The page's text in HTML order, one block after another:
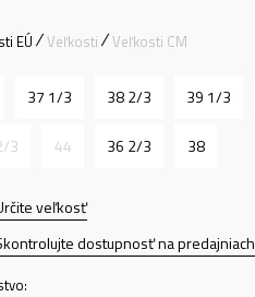
veľkosť
EÚ Veľkosti Veľkosti CM
37 1/3 38 2/3 39 1/3
3 44 36 2/3 38
dostupnosť na predajniach